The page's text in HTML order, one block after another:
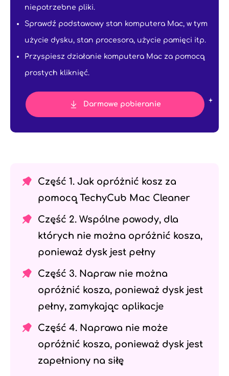
niepotrzebne pliki.
Sprawdź podstawowy stan komputera Mac, w tym
użycie dysku, stan procesora, użycie pamięci itp.
Przyspiesz działanie komputera Mac za pomocą
prostych kliknięć.
Darmowe pobieranie
Część 1. Jak opróżnić kosz za
pomocą TechyCub Mac Cleaner
Część 2. Wspólne powody, dla
których nie można opróżnić kosza,
ponieważ dysk jest pełny
Część 3. Napraw nie można
opróżnić kosza, ponieważ dysk jest
pełny, zamykając aplikacje
Część 4. Naprawa nie może
opróżnić kosza, ponieważ dysk jest
zapełniony na siłę